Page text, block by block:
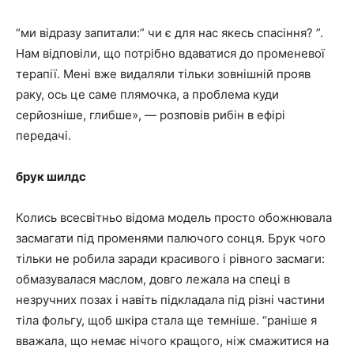
“ми відразу запитали:” чи є для нас якесь спасіння? ”.
Нам відповіли, що потрібно вдаватися до променевої
терапії. Мені вже видаляли тільки зовнішній прояв
раку, ось це саме плямочка, а проблема куди
серйозніше, глибше», — розповів рибін в ефірі
передачі.
брук шилдс
Колись всесвітньо відома модель просто обожнювала
засмагати під променями палючого сонця. Брук чого
тільки не робила заради красивого і рівного засмаги:
обмазувалася маслом, довго лежала на спеці в
незручних позах і навіть підкладала під різні частини
тіла фольгу, щоб шкіра стала ще темніше. “раніше я
вважала, що немає нічого кращого, ніж смажитися на